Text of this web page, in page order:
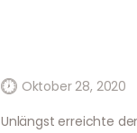
Oktober 28, 2020
Unlängst erreichte